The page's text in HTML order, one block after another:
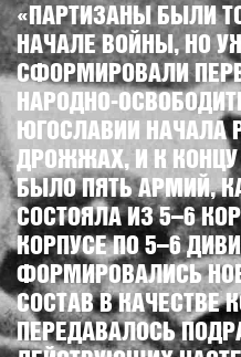
«ПАРТИЗАНЫ БЫЛИ
НАЧАЛЕ ВОЙНЫ, НО
СФОРМИРОВАЛИ
НАРОДНО-
ЮГОСЛАВИИ НАЧАЛА
ДРОЖЖАХ, И К КОНЦУ
БЫЛО ПЯТЬ АРМИЙ,
СОСТОЯЛА ИЗ 5–6
КОРПУСЕ ПО 5–6
ФОРМИРОВАЛИСЬ
СОСТАВ В КАЧЕСТВЕ
ПЕРЕДАВАЛОСЬ